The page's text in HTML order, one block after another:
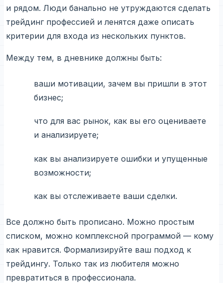
и рядом. Люди банально не утруждаются сделать
трейдинг профессией и ленятся даже описать
критерии для входа из нескольких пунктов.
Между тем, в дневнике должны быть:
ваши мотивации, зачем вы пришли в этот
бизнес;
что для вас рынок, как вы его оцениваете
и анализируете;
как вы анализируете ошибки и упущенные
возможности;
как вы отслеживаете ваши сделки.
Все должно быть прописано. Можно простым
списком, можно комплексной программой — кому
как нравится. Формализируйте ваш подход к
трейдингу. Только так из любителя можно
превратиться в профессионала.